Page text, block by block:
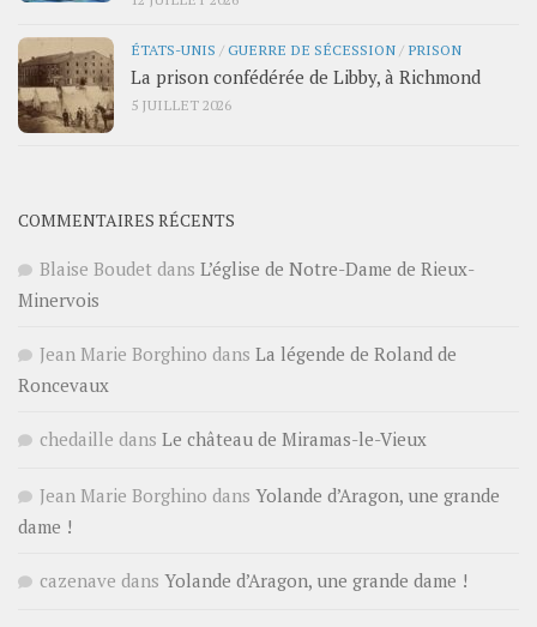
ÉTATS-UNIS /GUERRE DE SÉCESSION / PRISON
La prison confédérée de Libby, à Richmond
5 JUILLET 2026
COMMENTAIRES RÉCENTS
Blaise Boudet dans L’église de Notre-Dame de Rieux-
Minervois
Jean Marie Borghino dans La légende de Roland de
Roncevaux
chedaille dans Le château de Miramas-le-Vieux
Jean Marie Borghino dans Yolande d’Aragon, une grande
dame !
cazenave dans Yolande d’Aragon, une grande dame !